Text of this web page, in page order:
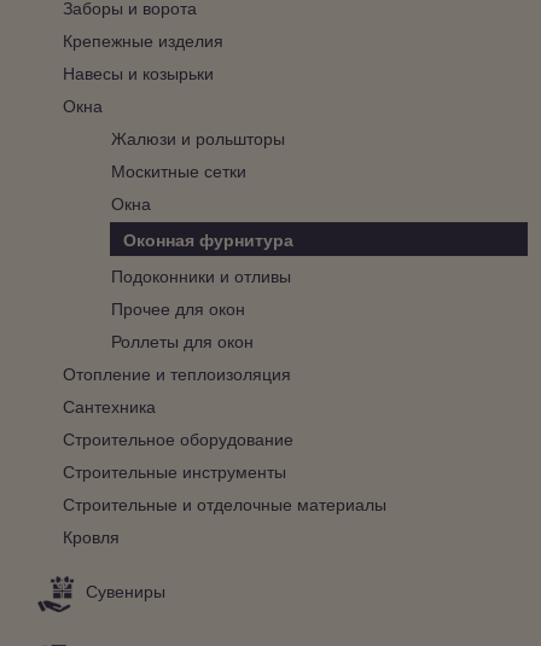
Заборы и ворота
Крепежные изделия
Навесы и козырьки
Окна
Жалюзи и рольшторы
Москитные сетки
Окна
Оконная фурнитура
Подоконники и отливы
Прочее для окон
Роллеты для окон
Отопление и теплоизоляция
Сантехника
Строительное оборудование
Строительные инструменты
Строительные и отделочные материалы
Кровля
Сувениры